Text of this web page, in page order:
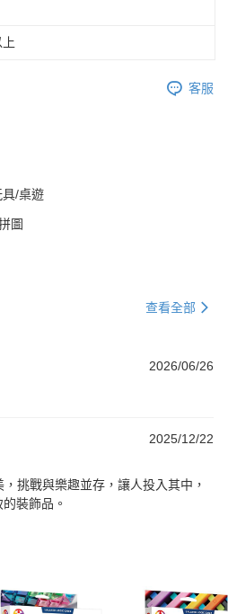
客服
具/桌遊
圖
查看全部
2026/06/26
2025/12/22
挑戰與樂趣並存，讓人投入其中，
裝飾品。